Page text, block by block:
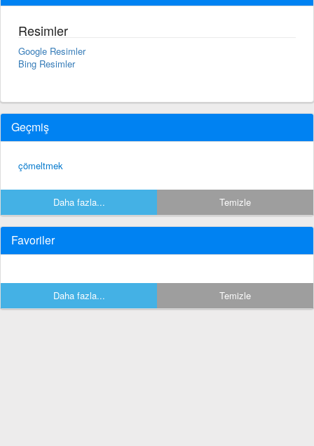
Resimler
Google Resimler
Bing Resimler
Geçmiş
çömeltmek
Daha fazla... Temizle
Favoriler
Daha fazla... Temizle